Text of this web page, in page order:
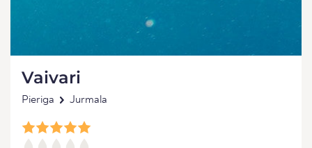
Vaivari
Pieriga Jurmala